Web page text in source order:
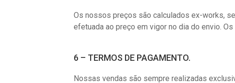
Os nossos preços são calculados ex-works,
efetuada ao preço em vigor no dia do envio.
6 – TERMOS DE PAGAMENTO.
Nossas vendas são sempre realizadas